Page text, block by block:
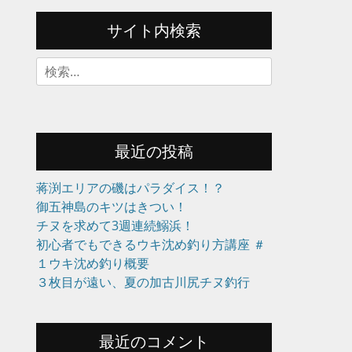
サイト内検索
検
索:
最近の投稿
蒋渕エリアの磯はパラダイス！？
御五神島のキツはきつい！
チヌを求めて3週連続鰯浜！
初心者でもできるウキ沈め釣り方講座 ＃
１ウキ沈め釣り概要
３枚目が遠い、夏の加古川尻チヌ釣行
最近のコメント